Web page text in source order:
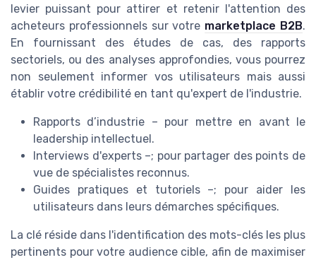
levier puissant pour attirer et retenir l'attention des
acheteurs professionnels sur votre marketplace B2B.
En fournissant des études de cas, des rapports
sectoriels, ou des analyses approfondies, vous pourrez
non seulement informer vos utilisateurs mais aussi
établir votre crédibilité en tant qu'expert de l'industrie.
Rapports d’industrie – pour mettre en avant le
leadership intellectuel.
Interviews d'experts –; pour partager des points de
vue de spécialistes reconnus.
Guides pratiques et tutoriels –; pour aider les
utilisateurs dans leurs démarches spécifiques.
La clé réside dans l'identification des mots-clés les plus
pertinents pour votre audience cible, afin de maximiser